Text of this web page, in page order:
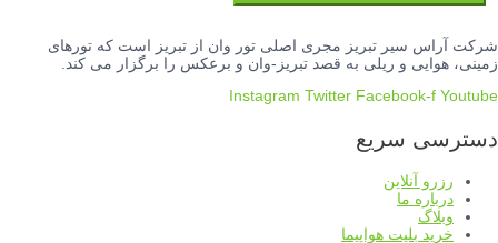
شرکت آراس سیر تبریز مجری اصلی تور وان از تبریز است که تورهای
زمینی، هوایی و ریلی به قصد تبریز-وان و برعکس را برگزار می کند.
Instagram Twitter Facebook-f Youtube
دسترسی سریع
رزرو آنلاین
درباره ما
وبلاگ
خرید بلیت هواپیما